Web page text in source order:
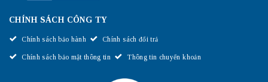
CHÍNH SÁCH CÔNG TY
Chính sách bảo hành Chính sách đổi trả
Chính sách bảo mật thông tin Thông tin chuyển khoản